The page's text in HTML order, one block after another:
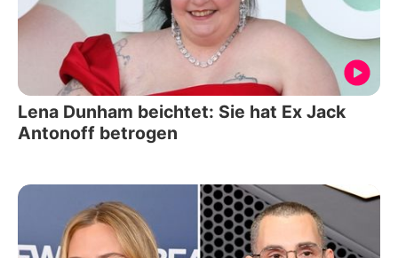
Lena Dunham beichtet: Sie hat Ex Jack
Antonoff betrogen